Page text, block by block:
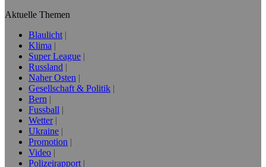
Aktuelle Themen
Blaulicht
Klima
Super League
Russland
Naher Osten
Gesellschaft & Politik
Bern
Fussball
Wetter
Ukraine
Promotion
Video
Polizeirapport